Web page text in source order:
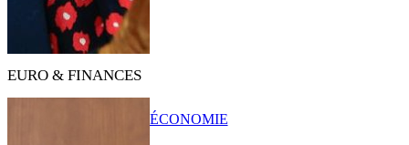
EURO & FINANCES
ÉCONOMIE